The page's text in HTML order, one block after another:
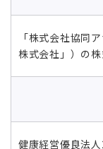
「株式会社協同
株式会社」）の
健康経営優良法